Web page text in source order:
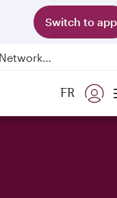
Switch to app
Qatar Airways Expands Global Network to over 160 Destinations
6 August 2026: Qatar Airways flight resumption to Bahrain (BAH), Erbil (EBL), and Kuwait (KWI)
FR